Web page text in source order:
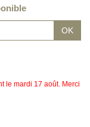
le mardi 17 août. Merci